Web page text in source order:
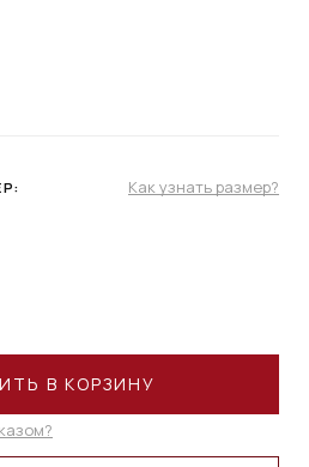
Как узнать размер?
В КОРЗИНУ